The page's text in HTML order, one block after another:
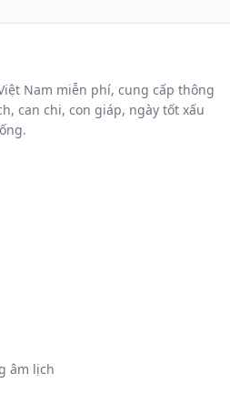
Nam miễn phí, cung cấp thông
can chi, con giáp, ngày tốt xấu
âm lịch